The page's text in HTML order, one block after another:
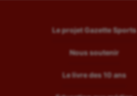
Le projet Gazette Sports
Nous soutenir
Le livre des 10 ans